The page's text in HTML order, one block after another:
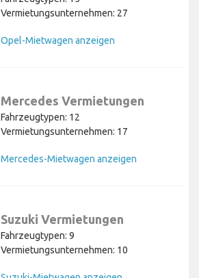
Vermietungsunternehmen: 27
Opel-Mietwagen anzeigen
Mercedes Vermietungen
Fahrzeugtypen: 12
Vermietungsunternehmen: 17
Mercedes-Mietwagen anzeigen
Suzuki Vermietungen
Fahrzeugtypen: 9
Vermietungsunternehmen: 10